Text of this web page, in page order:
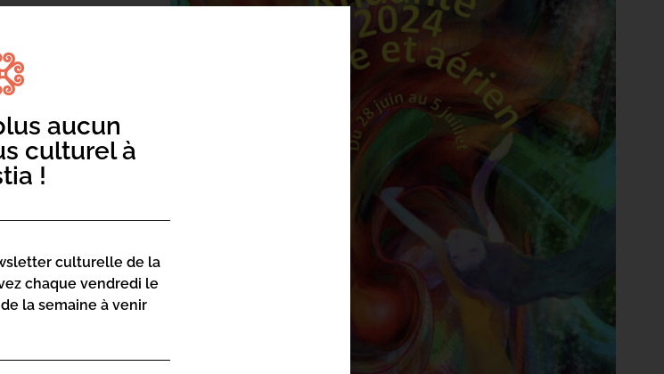
se rajouter le
des univers
des volutes
sur les corps
spectacle
planètes
aucun
culturel à
!
culturelle de la
chaque vendredi le
la semaine à venir